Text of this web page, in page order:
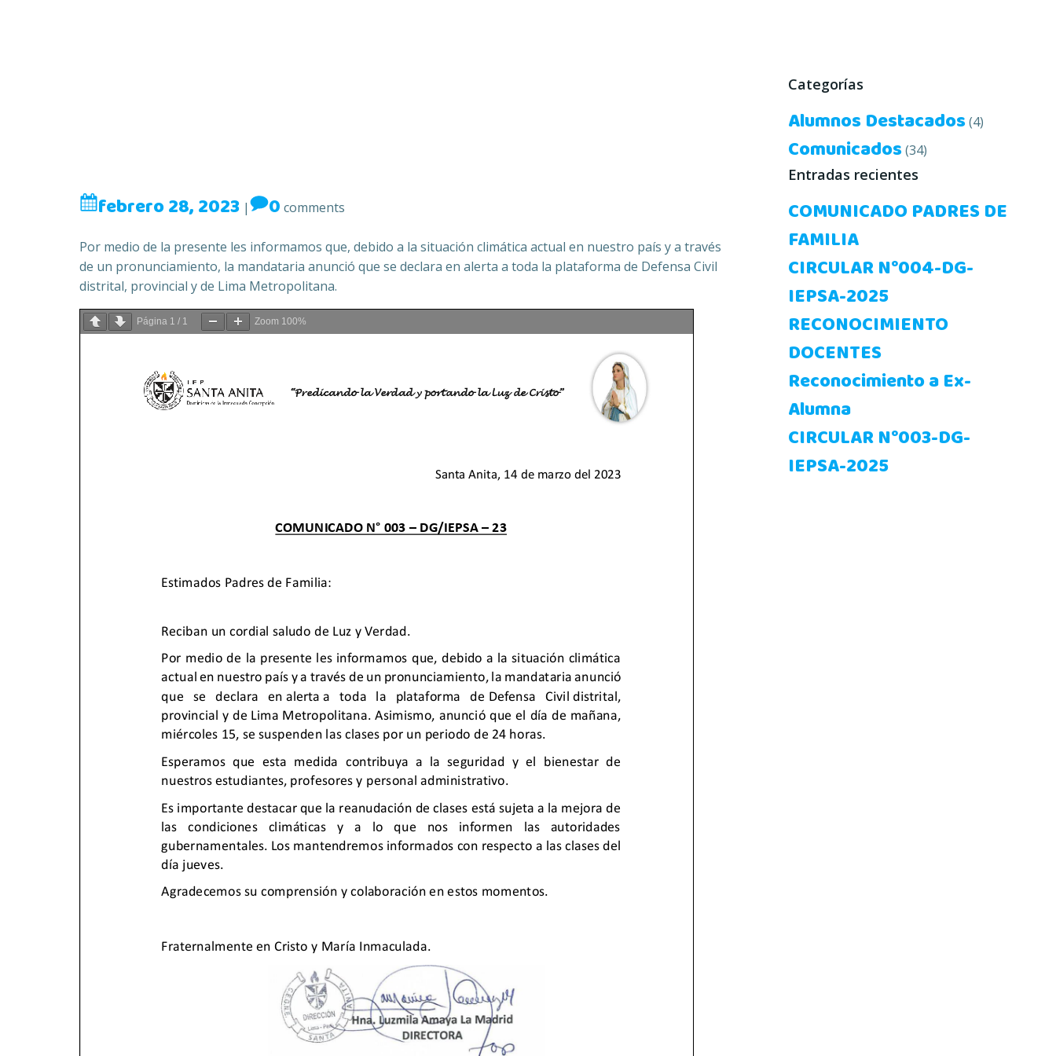
febrero 28, 2023 | 0 comments
Por medio de la presente les informamos que, debido a la situación climática actual en nuestro país y a través
de un pronunciamiento, la mandataria anunció que se declara en alerta a toda la plataforma de Defensa Civil
distrital, provincial y de Lima Metropolitana.
Página 1 / 1 Zoom 100%
Categorías
Alumnos Destacados(4)
Comunicados(34)
Entradas recientes
COMUNICADO PADRES DE
FAMILIA
CIRCULAR N°004-DG-
IEPSA-2025
RECONOCIMIENTO
DOCENTES
Reconocimiento a Ex-
Alumna
CIRCULAR N°003-DG-
IEPSA-2025